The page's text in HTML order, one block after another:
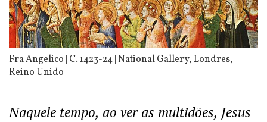
Fra Angelico | C. 1423-24 | National Gallery, Londres,
Reino Unido
Naquele tempo, ao ver as multidões, Jesus